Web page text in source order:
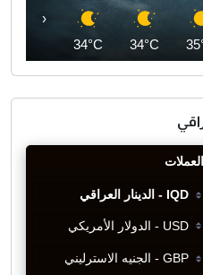
34°C
34°C
‹